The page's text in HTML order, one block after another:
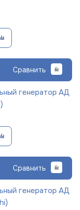
Сравнить
генератор АД
Сравнить
генератор АД